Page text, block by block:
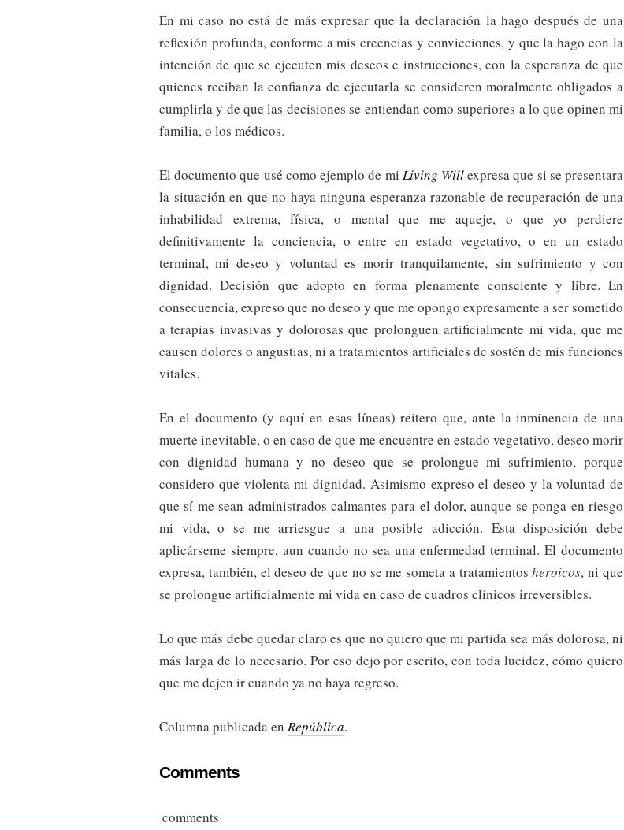
En mi caso no está de más expresar que la declaración la hago después de una
reflexión profunda, conforme a mis creencias y convicciones, y que la hago con la
intención de que se ejecuten mis deseos e instrucciones, con la esperanza de que
quienes reciban la confianza de ejecutarla se consideren moralmente obligados a
cumplirla y de que las decisiones se entiendan como superiores a lo que opinen mi
familia, o los médicos.
El documento que usé como ejemplo de mi Living Willexpresa que si se presentara
la situación en que no haya ninguna esperanza razonable de recuperación de una
inhabilidad extrema, física, o mental que me aqueje, o que yo perdiere
definitivamente la conciencia, o entre en estado vegetativo, o en un estado
terminal, mi deseo y voluntad es morir tranquilamente, sin sufrimiento y con
dignidad. Decisión que adopto en forma plenamente consciente y libre. En
consecuencia, expreso que no deseo y que me opongo expresamente a ser sometido
a terapias invasivas y dolorosas que prolonguen artificialmente mi vida, que me
causen dolores o angustias, ni a tratamientos artificiales de sostén de mis funciones
vitales.
En el documento (y aquí en esas líneas) reitero que, ante la inminencia de una
muerte inevitable, o en caso de que me encuentre en estado vegetativo, deseo morir
con dignidad humana y no deseo que se prolongue mi sufrimiento, porque
considero que violenta mi dignidad. Asimismo expreso el deseo y la voluntad de
que sí me sean administrados calmantes para el dolor, aunque se ponga en riesgo
mi vida, o se me arriesgue a una posible adicción. Esta disposición debe
aplicárseme siempre, aun cuando no sea una enfermedad terminal. El documento
expresa, también, el deseo de que no se me someta a tratamientosheroicos, ni que
se prolongue artificialmente mi vida en caso de cuadros clínicos irreversibles.
Lo que más debe quedar claro es que no quiero que mi partida sea más dolorosa, ni
más larga de lo necesario. Por eso dejo por escrito, con toda lucidez, cómo quiero
que me dejen ir cuando ya no haya regreso.
Columna publicada en República.
Comments
comments